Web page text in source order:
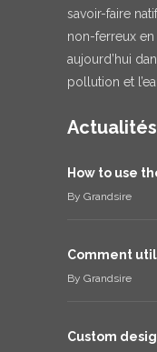
savoir-faire
non-ferreux
aujourd’hui
pollution et
Actualités
How to use
By Grandsire
Comment
By Grandsire
Custom